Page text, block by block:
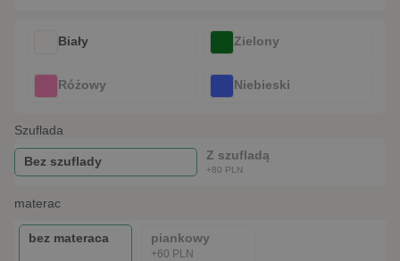
Biały Zielony
Różowy Niebieski
materac
piankowy
+60 PLN
bez materaca
szuflada
Z szufladą
+80 PLN
Bez szuflady